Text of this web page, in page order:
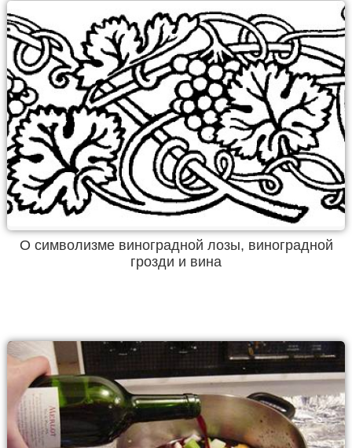
О символизме виноградной лозы, виноградной
грозди и вина